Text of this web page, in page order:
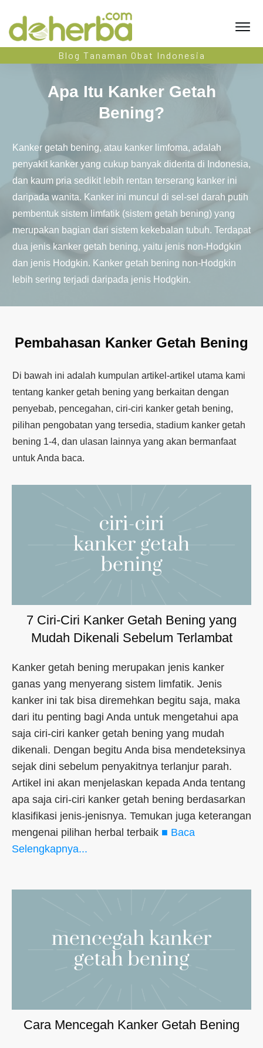
Blog Tanaman Obat Indonesia
Apa Itu Kanker Getah
Bening?
Kanker getah bening, atau kanker limfoma, adalah
penyakit kanker yang cukup banyak diderita di Indonesia,
dan kaum pria sedikit lebih rentan terserang kanker ini
daripada wanita. Kanker ini muncul di sel-sel darah putih
pembentuk sistem limfatik (sistem getah bening) yang
merupakan bagian dari sistem kekebalan tubuh. Terdapat
dua jenis kanker getah bening, yaitu jenis non-Hodgkin
dan jenis Hodgkin. Kanker getah bening non-Hodgkin
lebih sering terjadi daripada jenis Hodgkin.
Pembahasan Kanker Getah Bening
Di bawah ini adalah kumpulan artikel-artikel utama kami
tentang kanker getah bening yang berkaitan dengan
penyebab, pencegahan, ciri-ciri kanker getah bening,
pilihan pengobatan yang tersedia, stadium kanker getah
bening 1-4, dan ulasan lainnya yang akan bermanfaat
untuk Anda baca.
7 Ciri-Ciri Kanker Getah Bening yang
Mudah Dikenali Sebelum Terlambat
Kanker getah bening merupakan jenis kanker
ganas yang menyerang sistem limfatik. Jenis
kanker ini tak bisa diremehkan begitu saja, maka
dari itu penting bagi Anda untuk mengetahui apa
saja ciri-ciri kanker getah bening yang mudah
dikenali. Dengan begitu Anda bisa mendeteksinya
sejak dini sebelum penyakitnya terlanjur parah.
Artikel ini akan menjelaskan kepada Anda tentang
apa saja ciri-ciri kanker getah bening berdasarkan
klasifikasi jenis-jenisnya. Temukan juga keterangan
mengenai pilihan herbal terbaik ■ Baca
Selengkapnya...
Cara Mencegah Kanker Getah Bening